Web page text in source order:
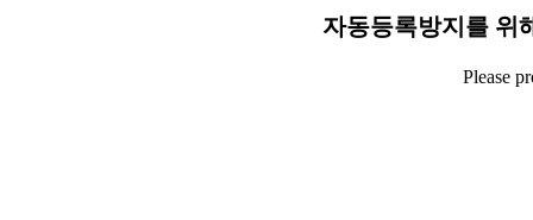
자동등록방지를 위
Please